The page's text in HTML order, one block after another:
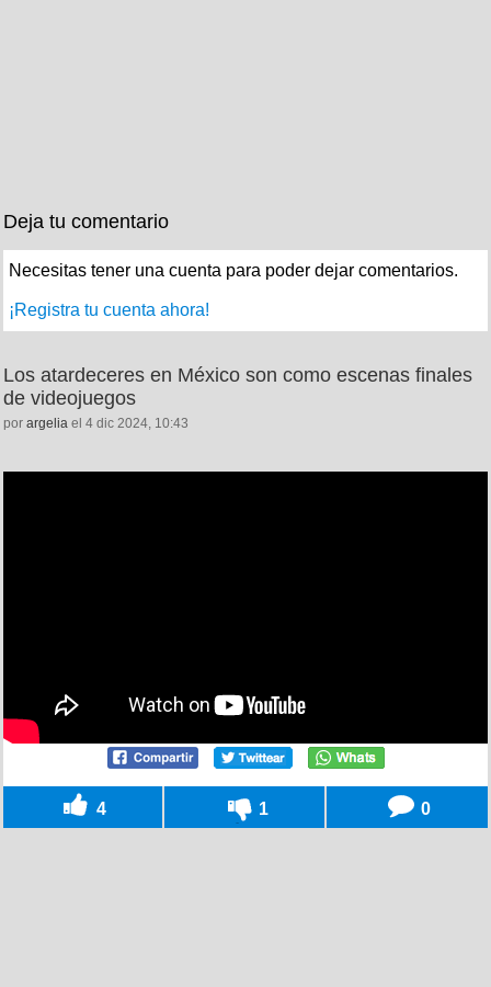
Deja tu comentario
Necesitas tener una cuenta para poder dejar comentarios.
¡Registra tu cuenta ahora!
Los atardeceres en México son como escenas finales
de videojuegos
por argelia el 4 dic 2024, 10:43
4 1 0